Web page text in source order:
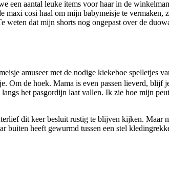
een aantal leuke items voor haar in de
cosi haal om mijn babymeisje te vermaken,
weten dat mijn shorts nog ongepast over de
amuseer met de nodige kiekeboe spelletjes
Om de hoek. Mama is even passen lieverd, blijf
het pasgordijn laat vallen. Ik zie hoe mijn
dit keer besluit rustig te blijven kijken. Maar
buiten heeft gewurmd tussen een stel